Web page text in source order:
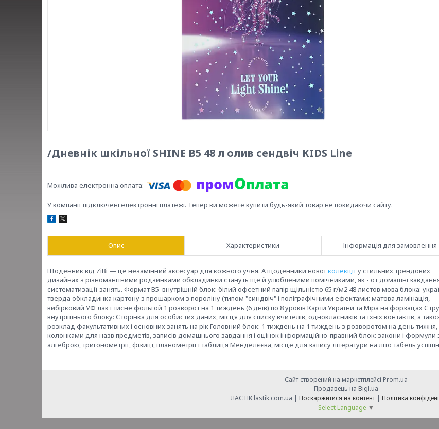
/Дневнік шкільної SHINE B5 48 л олив сендвіч KIDS Line
У компанії підключені електронні платежі. Тепер ви можете купити будь-який товар не покидаючи сайту.
Опис Характеристики Інформація для замовлення
Щоденник від ZiBi — це незамінний аксесуар для кожного учня. А щоденники нової колекції у стильних трендових
дизайнах з різноманітними родзинками обкладинки стануть ще й улюбленими помічниками, як - от домашні завдання
систематизації занять. Формат B5 внутрішній блок: білий офсетний папір щільністю 65 г/м2 48 листов мова блока:
тверда обкладинка картону з прошарком з пороліну (типом "синдвіч" і поліграфічними ефектами: матова ламінація,
вибірковий УФ лак і тисне фольгой 1 розворот на 1 тиждень (6 днів) по 8 уроків Карти України та Міра на форзацах
внутрішнього блоку: Сторінка для особистих даних, місця для списку вчителів, однокласників та їхніх контактів, а
розклад факультативних і основних занять на рік Головний блок: 1 тиждень на 1 тиждень з розворотом на день тижня,
колонками для назв предметів, записів домашнього завдання і оцінок інформаційно-правний блок: закони і формули
алгеброю, тригонометрії, фізиці, планометрії і таблиця Менделєєва, місце для запису літератури на літо табель
Сайт створений на маркетплейсі Prom.ua
Продавець на Bigl.ua
ЛАСТІК lastik.com.ua | Поскаржитися на контент | Політика
Select Language ▼